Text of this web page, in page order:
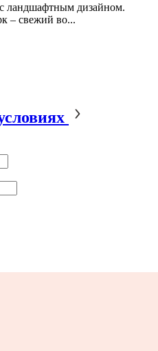
ландшафтным дизайном.
– свежий во...